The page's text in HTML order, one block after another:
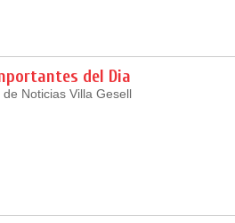
del Dia
Noticias Villa Gesell